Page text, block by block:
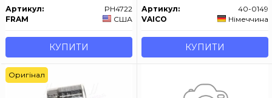
Артикул:
PH4722
FRAM
США
КУПИТИ
Артикул:
40-0149
VAICO
Німеччина
КУПИТИ
Оригінал